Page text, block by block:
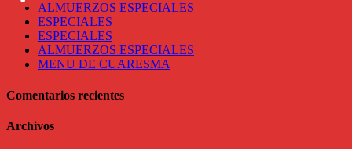
ALMUERZOS ESPECIALES
ESPECIALES
ESPECIALES
ALMUERZOS ESPECIALES
MENU DE CUARESMA
Comentarios recientes
Archivos
Share